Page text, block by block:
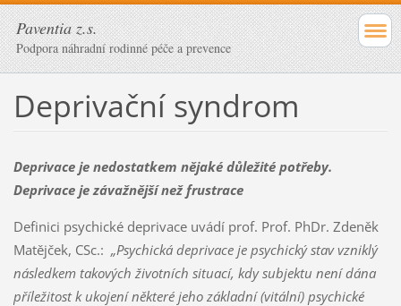
Paventia z.s.
Podpora náhradní rodinné péče a prevence
Deprivační syndrom
Deprivace je nedostatkem nějaké důležité potřeby.
Deprivace je závažnější než frustrace
Definici psychické deprivace uvádí prof. Prof. PhDr. Zdeněk
Matějček, CSc.: „Psychická deprivace je psychický stav vzniklý
následkem takových životních situací, kdy subjektu není dána
příležitost k ukojení některé jeho základní (vitální) psychické